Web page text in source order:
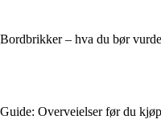
Bordbrikker – hva du bør
Guide: Overveielser før du